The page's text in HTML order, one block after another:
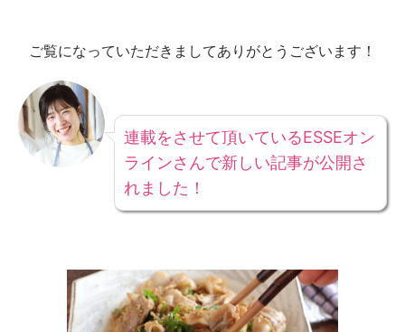
ご覧になっていただきましてありがとうございます！
連載をさせて頂いているESSEオン
ラインさんで新しい記事が公開さ
れました！